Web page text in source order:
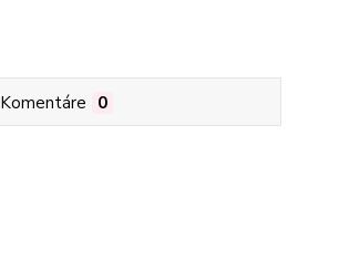
Komentáre 0